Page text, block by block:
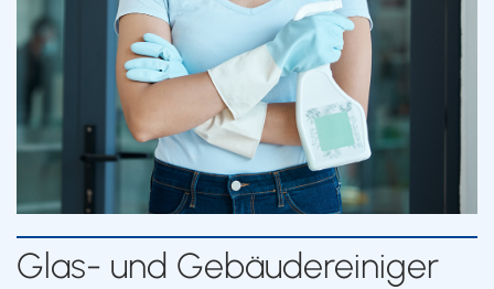
Glas- und Gebäudereiniger